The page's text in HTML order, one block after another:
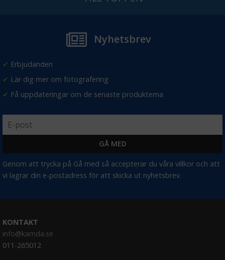
Nyhetsbrev
✔ Erbjudanden
✔ Lär dig mer om fotografering
✔ Få uppdateringar om de senaste produkterna
Genom att trycka på Gå med så accepterar du våra villkor och att
vi lagrar din e-postadress för att skicka ut nyhetsbrev.
KONTAKT
info@kamda.se
011-265012